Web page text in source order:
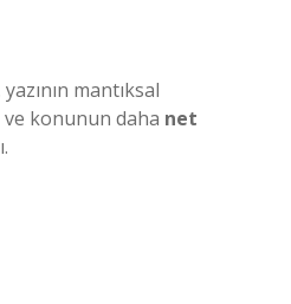
mantıksal
ve konunun daha net